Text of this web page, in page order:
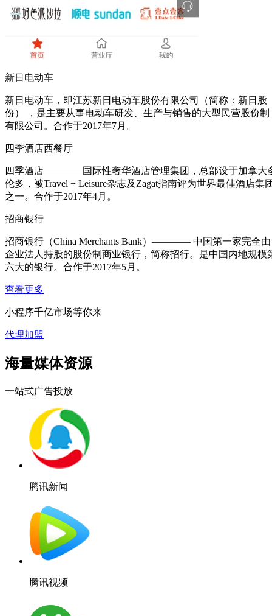
新日电动车
新日电动车，即江苏新日电动车股份有限公司（简称：新日股
份） ，是主要从事电动车研发、生产与销售的大型民营股份制
有限公司。合作于2017年7月。
四季酒店西餐厅
四季酒店————国际性奢华酒店管理集团，总部设于加拿大
伦多，被Travel + Leisure杂志及Zagat指南评为世界最佳酒店集
之一。合作于2017年4月。
招商银行
招商银行（China Merchants Bank）———— 中国第一家完全由
企业法人持股的股份制商业银行，简称招行。是中国内地规模
六大的银行。合作于2017年5月。
查看更多
小程序千亿市场等你来
代理加盟
海量媒体资源
一站式广告投放
腾讯新闻
腾讯视频